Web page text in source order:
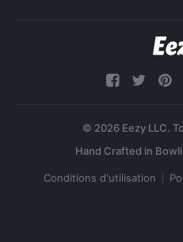
© 2026 Eezy LLC.
Conditions d'utilisation